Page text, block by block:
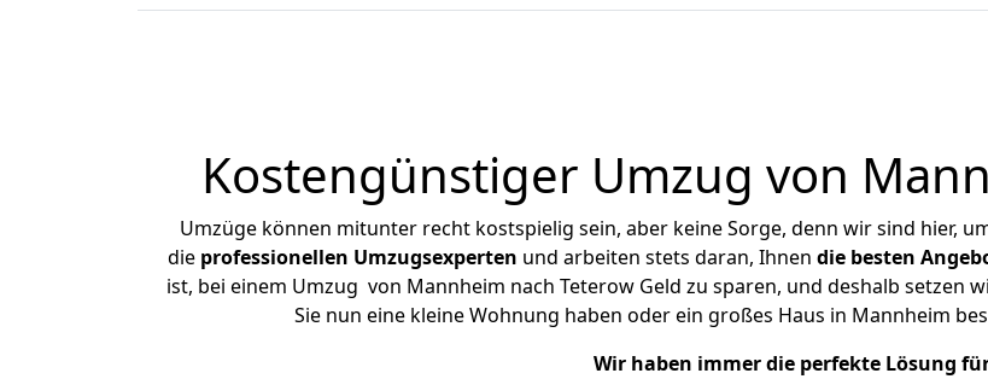
Kostengünstiger Umzug von
Umzüge können mitunter recht kostspielig sein, aber keine Sorge, denn wir sind hier,
die professionellen Umzugsexperten und arbeiten stets daran, Ihnen die besten
ist, bei einem Umzug von Mannheim nach Teterow Geld zu sparen, und deshalb setzen
Sie nun eine kleine Wohnung haben oder ein großes Haus in Mannheim
Wir haben immer die perfekte Lösung